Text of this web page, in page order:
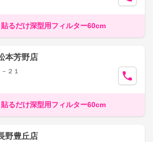
るだけ深型用フィルター60cm
本芳野店
２１
るだけ深型用フィルター60cm
野豊丘店